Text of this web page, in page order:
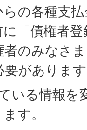
の各種支
「債権者
者のみなさ
がありま
いる情報を
す。